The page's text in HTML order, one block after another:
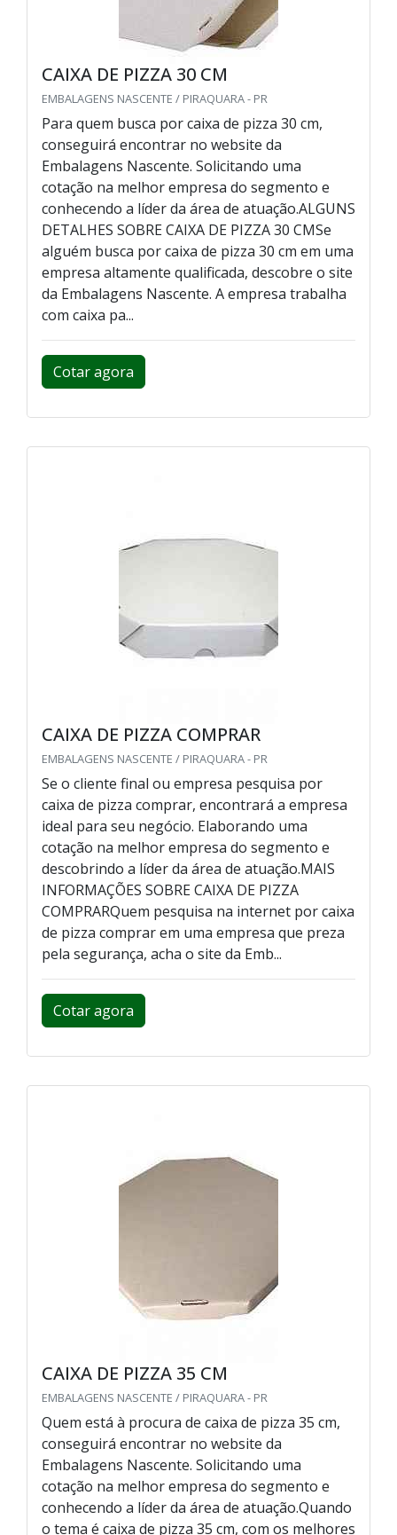
CAIXA DE PIZZA 30 CM
EMBALAGENS NASCENTE / PIRAQUARA - PR
Para quem busca por caixa de pizza 30 cm,
conseguirá encontrar no website da
Embalagens Nascente. Solicitando uma
cotação na melhor empresa do segmento e
conhecendo a líder da área de atuação.ALGUNS
DETALHES SOBRE CAIXA DE PIZZA 30 CMSe
alguém busca por caixa de pizza 30 cm em uma
empresa altamente qualificada, descobre o site
da Embalagens Nascente. A empresa trabalha
com caixa pa...
Cotar agora
CAIXA DE PIZZA COMPRAR
EMBALAGENS NASCENTE / PIRAQUARA - PR
Se o cliente final ou empresa pesquisa por
caixa de pizza comprar, encontrará a empresa
ideal para seu negócio. Elaborando uma
cotação na melhor empresa do segmento e
descobrindo a líder da área de atuação.MAIS
INFORMAÇÕES SOBRE CAIXA DE PIZZA
COMPRARQuem pesquisa na internet por caixa
de pizza comprar em uma empresa que preza
pela segurança, acha o site da Emb...
Cotar agora
CAIXA DE PIZZA 35 CM
EMBALAGENS NASCENTE / PIRAQUARA - PR
Quem está à procura de caixa de pizza 35 cm,
conseguirá encontrar no website da
Embalagens Nascente. Solicitando uma
cotação na melhor empresa do segmento e
conhecendo a líder da área de atuação.Quando
o tema é caixa de pizza 35 cm, com os melhores